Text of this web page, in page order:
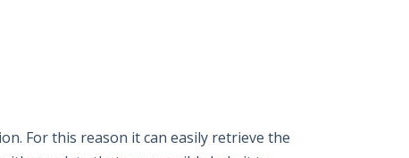
For this reason it can easily retrieve the